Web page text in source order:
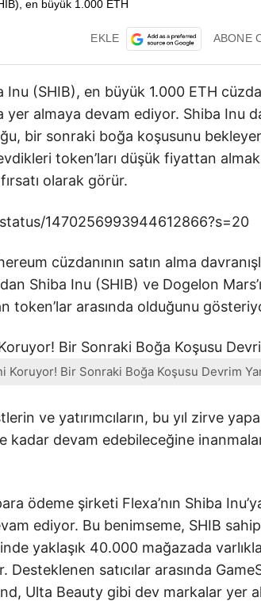
EKLE ABONE
(SHIB), en büyük 1.000 ETH
yer almaya devam ediyor. Shiba Inu
bir sonraki boğa koşusunu
token’ları düşük fiyattan
olarak görür.
1470256993944612866?s=20
cüzdanının satın alma
Shiba Inu (SHIB) ve Dogelon
token’lar arasında olduğunu
Koruyor! Bir Sonraki Boğa Koşusu Devrim
ve yatırımcıların, bu yıl zirve
kadar devam edebileceğine
ödeme şirketi Flexa’nın Shiba
ediyor. Bu benimseme, SHIB
yaklaşık 40.000 mağazada
Desteklenen satıcılar arasında
Ulta Beauty gibi dev markalar yer